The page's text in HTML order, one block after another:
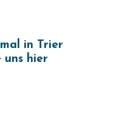
in Trier
uns hier